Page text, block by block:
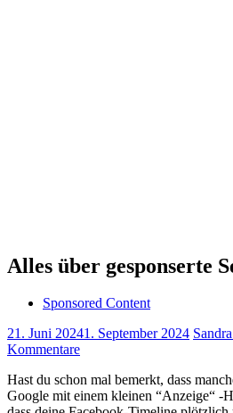
Alles über gesponserte
Sponsored Content
21. Juni 20241. September 2024
Kommentare
Hast du schon mal⁣ bemerkt,⁣ dass⁤
Google mit einem kleinen ‌“Anzeige“ -